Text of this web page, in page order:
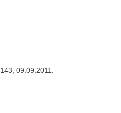
, 143, 09.09.2011.